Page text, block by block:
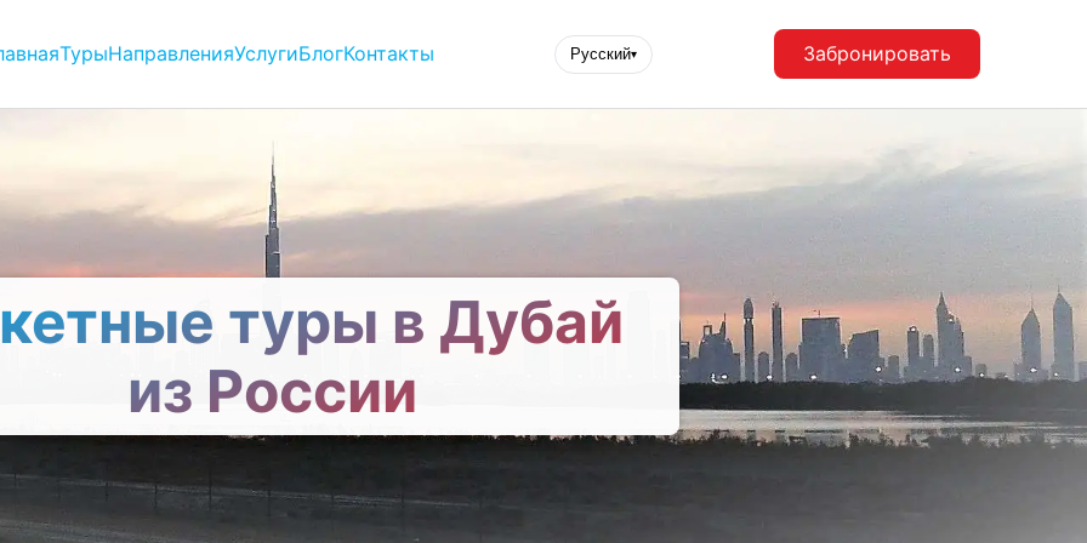
ТурыНаправленияУслугиБлогКонтакты Русский▾ Забронировать
туры в Дубай
из России